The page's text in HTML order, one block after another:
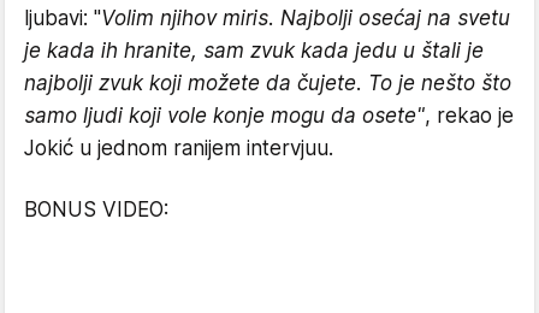
ljubavi: "Volim njihov miris. Najbolji osećaj na svetu
je kada ih hranite, sam zvuk kada jedu u štali je
najbolji zvuk koji možete da čujete. To je nešto što
samo ljudi koji vole konje mogu da osete", rekao je
Jokić u jednom ranijem intervjuu.
BONUS VIDEO: